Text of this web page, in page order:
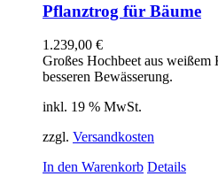
Pflanztrog für Bäume
1.239,00 €
Großes Hochbeet aus
besseren Bewässerung.
inkl. 19 % MwSt.
zzgl. Versandkosten
In den Warenkorb Details